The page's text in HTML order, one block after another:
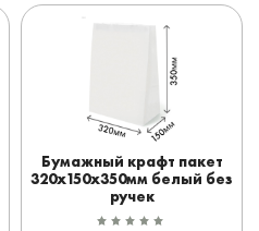
Бумажный крафт пакет
320x150x350мм белый без
ручек